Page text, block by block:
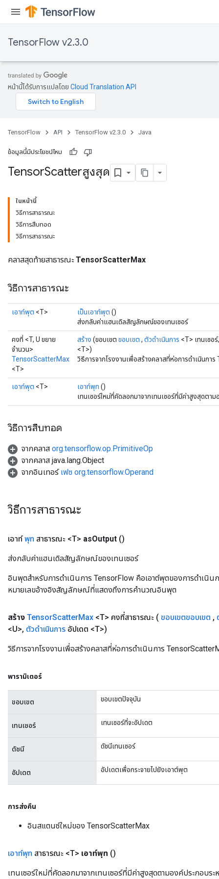
TensorFlow v2.3.0
หน้านี้ได้รับการแปลโดย Cloud Translation API
TensorFlow API TensorFlow v2.3.0 Java
ข้อมูลนี้มีประโยชน์ไหม
TensorScatterสูงสุด
ในหน้านี้
วิธีการสาธารณะ
วิธีการสืบทอด
วิธีการสาธารณะ
คลาสสุดท้ายสาธารณะTensorScatterMax
วิธีการสาธารณะ
เอาท์พุต <T> เป็นเอาท์พุต ()
ส่งกลับค่าแฮนเดิลสัญลักษณ์ของเทนเซอร์
คงที่ <T, U ขยาย
จำนวน>
TensorScatterMax
<T>
สร้าง (ขอบเขต ขอบเขต , ตัวดำเนินการ <T> เทนเซอ
<T>)
วิธีการจากโรงงานเพื่อสร้างคลาสที่ห่อการดำเนินกา
เอาท์พุต <T> เอาท์พุท ()
เทนเซอร์ใหม่ที่คัดลอกมาจากเทนเซอร์ที่มีค่าสูงสุดตา
วิธีการสืบทอด
จากคลาส org.tensorflow.op.PrimitiveOp
จากคลาส java.lang.Object
จากอินเทอร์ เฟซ org.tensorflow.Operand
วิธีการสาธารณะ
เอาท์พุท สาธารณะ <T> asOutput ()
ส่งกลับค่าแฮนเดิลสัญลักษณ์ของเทนเซอร์
อินพุตสำหรับการดำเนินการ TensorFlow คือเอาต์พุตของการดำเนิน
หมายเลขอ้างอิงสัญลักษณ์ที่แสดงถึงการคำนวณอินพุต
สร้าง TensorScatterMax <T> คงที่สาธารณะ ( ขอบเขตขอบเขต ,
<U>, ตัวดำเนินการ อัปเดต <T>)
วิธีการจากโรงงานเพื่อสร้างคลาสที่ห่อการดำเนินการ
พารามิเตอร์
ขอบเขต ขอบเขตปัจจุบัน
เทนเซอร์ เทนเซอร์ที่จะอัปเดต
ดัชนี ดัชนีเทนเซอร์
อัปเดต อัปเดตเพื่อกระจายไปยังเอาต์พุต
การส่งคืน
อินสแตนซ์ใหม่ของ TensorScatterMax
เอาท์พุท สาธารณะ <T> เอาท์พุท ()
เทนเซอร์ใหม่ที่คัดลอกมาจากเทนเซอร์ที่มีค่าสูงสุดตามองค์ประกอบระ